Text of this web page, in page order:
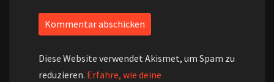
Diese Website verwendet Akismet, um Spam zu
reduzieren. Erfahre, wie deine